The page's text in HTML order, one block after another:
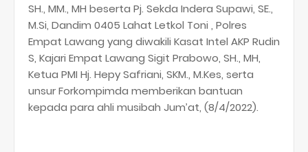
SH., MM., MH beserta Pj. Sekda Indera Supawi, SE.,
M.Si, Dandim 0405 Lahat Letkol Toni , Polres
Empat Lawang yang diwakili Kasat Intel AKP Rudin
S, Kajari Empat Lawang Sigit Prabowo, SH., MH,
Ketua PMI Hj. Hepy Safriani, SKM., M.Kes, serta
unsur Forkompimda memberikan bantuan
kepada para ahli musibah Jum’at, (8/4/2022).